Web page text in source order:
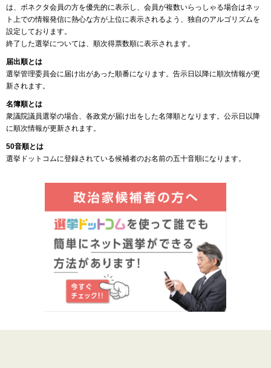
は、ボネクタ会員の方を優先的に表示し、会員が複数いらっしゃる場合はネッ
ト上での情報発信に熱心な方が上位に表示されるよう、独自のアルゴリズムを
設定しております。
終了した選挙については、順次得票数順に表示されます。
届出順とは
選挙管理委員会に届け出があった順番になります。告示日以降に順次情報が更
新されます。
名簿順とは
衆議院議員選挙の場合、各政党が届け出をした名簿順となります。公示日以降
に順次情報が更新されます。
50音順とは
選挙ドットコムに登録されている候補者のお名前の五十音順になります。